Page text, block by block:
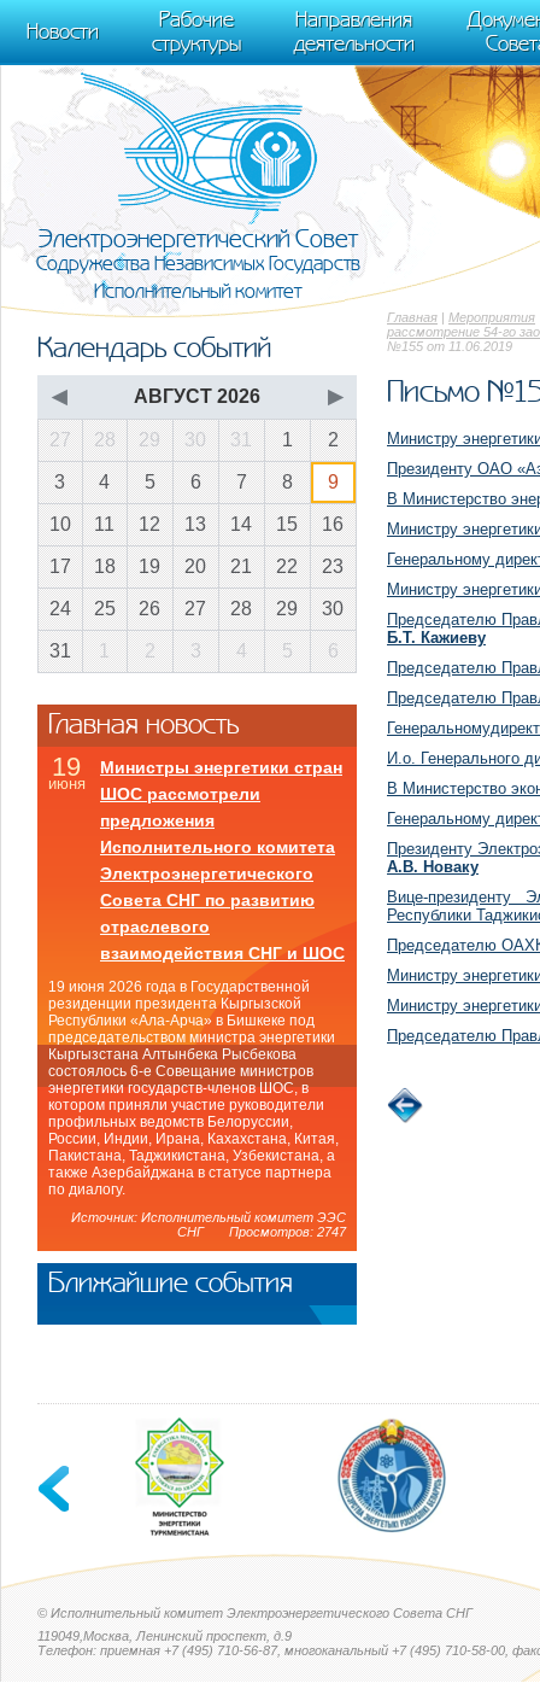
m[i].l=1*new Date(); for (var j = 0; j < document.scripts.length; j++) {if
[0],k.async=1,k.src=r,a.parentNode.insertBefore(k,a)}) (window,
trackLinks:true, accurateTrackBounce:true });
Новости
Рабочие
структуры
Направления
деятельности
Электроэнергетический Совет
Содружества Независимых Государств
Исполнительный комитет
Главная | Мероприятия
рассмотрение 54-го
№155 от 11.06.2019
Письмо
Министру
Президенту ОАО
В Министерство
Министру
Генеральному
Министру
Председателю
Б.Т. Кажиеву
Председателю
Председателю
И.о. Генерального
В Министерство
Генеральному
Президенту
А.В. Новаку
Вице-президенту
Республики
Председателю
Министру
Министру
Председателю
Календарь событий
◀ АВГУСТ 2026 ▶
27 28 29 30 31 1 2
3 4 5 6 7 8 9
10 11 12 13 14 15 16
17 18 19 20 21 22 23
24 25 26 27 28 29 30
31 1 2 3 4 5 6
Главная новость
19
июня
Министры энергетики стран
ШОС рассмотрели
предложения
Исполнительного комитета
Электроэнергетического
Совета СНГ по развитию
отраслевого
взаимодействия СНГ и ШОС
19 июня 2026 года в Государственной
резиденции президента Кыргызской
Республики «Ала-Арча» в Бишкеке под
председательством министра энергетики
Кыргызстана Алтынбека Рысбекова
состоялось 6-е Совещание министров
энергетики государств-членов ШОС, в
котором приняли участие руководители
профильных ведомств Белоруссии,
России, Индии, Ирана, Кахахстана, Китая,
Пакистана, Таджикистана, Узбекистана, а
также Азербайджана в статусе партнера
по диалогу.
Источник: Исполнительный комитет ЭЭС
СНГ Просмотров: 2747
Ближайшие события
© Исполнительный комитет Электроэнергетического Совета СНГ
119049,Москва, Ленинский проспект, д.9
Телефон: приемная +7 (495) 710-56-87, многоканальный +7 (495) 710-58-00,